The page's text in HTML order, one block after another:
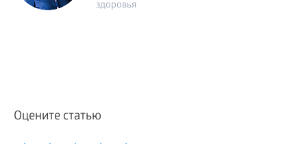
здоровья
Оцените статью